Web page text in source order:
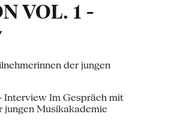
VOL. 1 -
der jungen
Interview Im Gespräch mit
jungen Musikakademie